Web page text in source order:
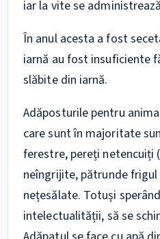
iar la vite se
În anul acesta a fost
iarnă au fost insuficiente
slăbite din iarnă.
Adăposturile pentru
care sunt în majoritate
ferestre, pereți netencuiți
neîngrijite, pătrunde
nețesălate. Totuși
intelectualității, să se